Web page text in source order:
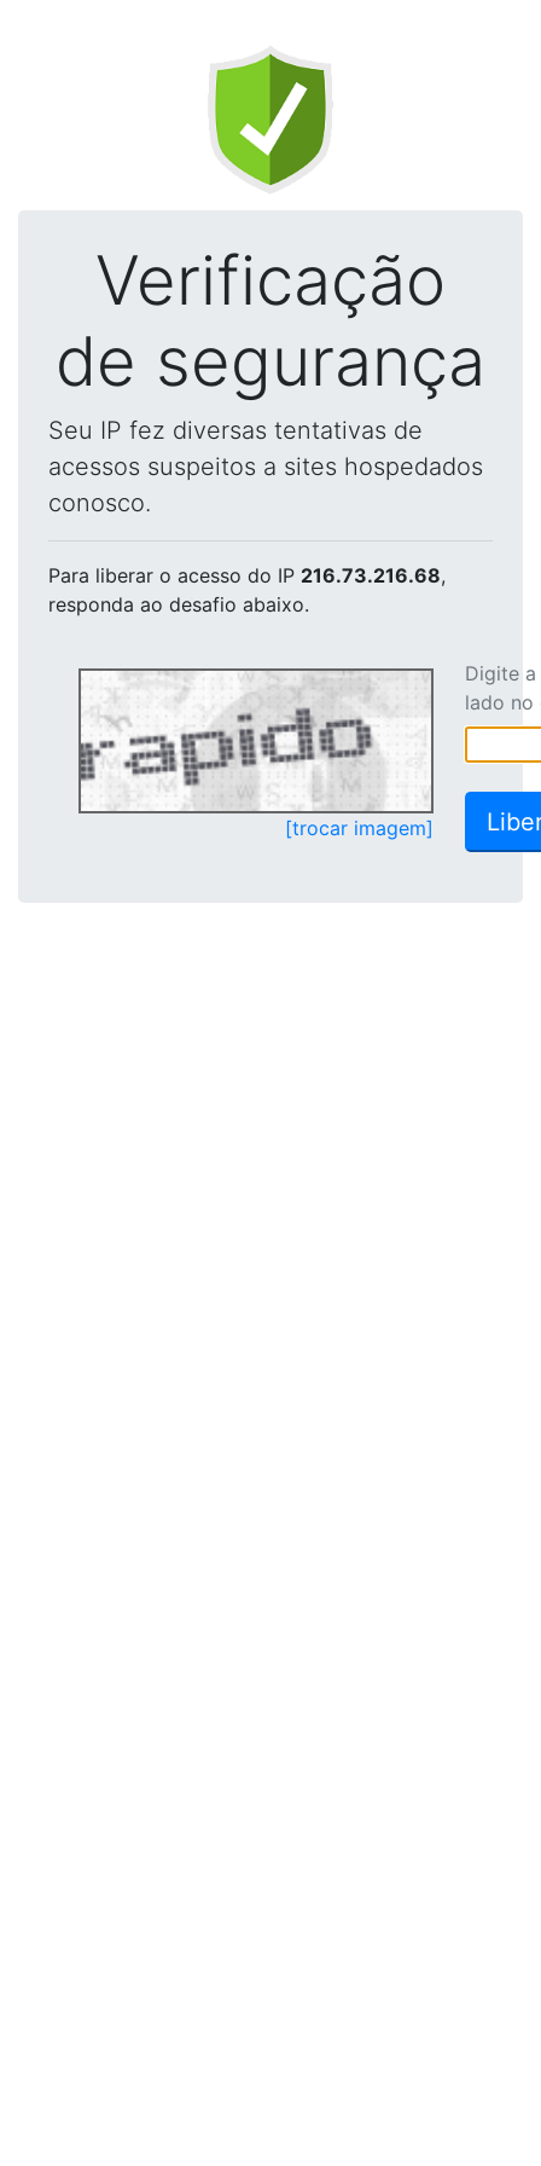
Verificação
de segurança
Seu IP fez diversas tentativas de
acessos suspeitos a sites hospedados
conosco.
Para liberar o acesso do IP 216.73.216.68,
responda ao desafio abaixo.
[trocar imagem]
Digite
lado no